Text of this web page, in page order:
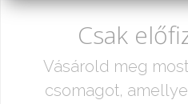
Csak
Vásárold meg
csomagot,